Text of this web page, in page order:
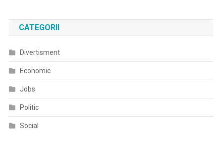
CATEGORII
Divertisment
Economic
Jobs
Politic
Social